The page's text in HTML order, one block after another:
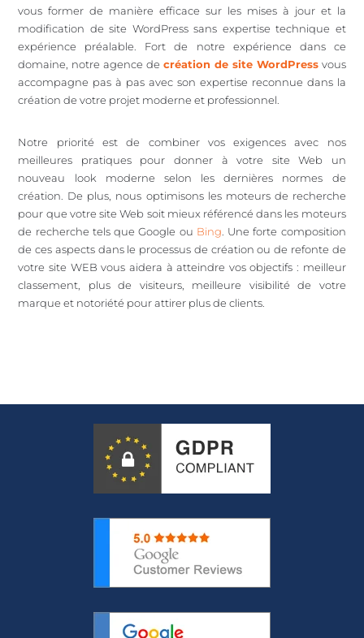
vous former de manière efficace sur les mises à jour et la
modification de site WordPress sans expertise technique et
expérience préalable. Fort de notre expérience dans ce
domaine, notre agence de création de site WordPressvous
accompagne pas à pas avec son expertise reconnue dans la
création de votre projet moderne et professionnel.
Notre priorité est de combiner vos exigences avec nos
meilleures pratiques pour donner à votre site Web un
nouveau look moderne selon les dernières normes de
création. De plus, nous optimisons les moteurs de recherche
pour que votre site Web soit mieux référencé dans les moteurs
de recherche tels que Google ou Bing . Une forte composition
de ces aspects dans le processus de création ou de refonte de
votre site WEB vous aidera à atteindre vos objectifs : meilleur
classement, plus de visiteurs, meilleure visibilité de votre
marque et notoriété pour attirer plus de clients.